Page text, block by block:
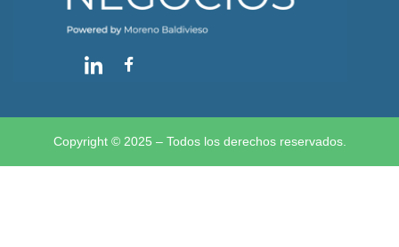
Copyright © 2025 – Todos los derechos reservados.